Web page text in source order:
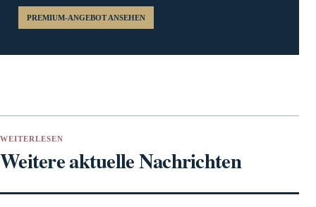
PREMIUM-ANGEBOT ANSEHEN
WEITERLESEN
Weitere aktuelle Nachrichten